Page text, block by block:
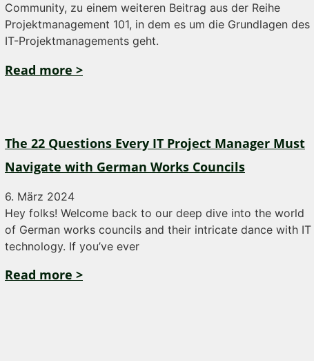
Community, zu einem weiteren Beitrag aus der Reihe
Projektmanagement 101, in dem es um die Grundlagen des
IT-Projektmanagements geht.
Read more >
The 22 Questions Every IT Project Manager Must
Navigate with German Works Councils
6. März 2024
Hey folks! Welcome back to our deep dive into the world
of German works councils and their intricate dance with IT
technology. If you’ve ever
Read more >